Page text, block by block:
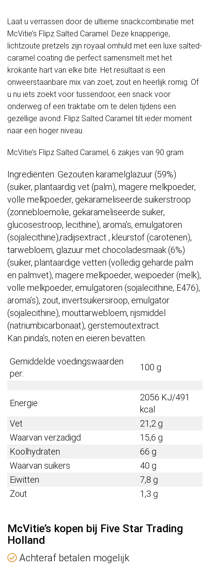
Laat u verrassen door de ultieme snackcombinatie met
McVitie’s Flipz Salted Caramel. Deze knapperige,
lichtzoute pretzels zijn royaal omhuld met een luxe salted-
caramel coating die perfect samensmelt met het
krokante hart van elke bite. Het resultaat is een
onweerstaanbare mix van zoet, zout en heerlijk romig. Of
u nu iets zoekt voor tussendoor, een snack voor
onderweg of een traktatie om te delen tijdens een
gezellige avond: Flipz Salted Caramel tilt ieder moment
naar een hoger niveau.
McVitie’s Flipz Salted Caramel, 6 zakjes van 90 gram
Ingrediënten: Gezouten karamelglazuur (59%)
(suiker, plantaardig vet (palm), magere melkpoeder,
volle melkpoeder, gekarameliseerde suikerstroop
(zonnebloemolie, gekarameliseerde suiker,
glucosestroop, lecithine), aroma’s, emulgatoren
(sojalecithine),radijsextract , kleurstof (carotenen),
tarwebloem, glazuur met chocoladesmaak (6%)
(suiker, plantaardige vetten (volledig geharde palm
en palmvet), magere melkpoeder, weipoeder (melk),
volle melkpoeder, emulgatoren (sojalecithine, E476),
aroma’s), zout, invertsuikersiroop, emulgator
(sojalecithine), mouttarwebloem, rijsmiddel
(natriumbicarbonaat), gerstemoutextract.
Kan pinda’s, noten en eieren bevatten.
Gemiddelde voedingswaarden
per:
100 g
Energie
2056 KJ/491
kcal
Vet
21,2 g
Waarvan verzadigd
15,6 g
Koolhydraten
66 g
Waarvan suikers
40 g
Eiwitten
7,8 g
Zout
1,3 g
McVitie’s kopen bij Five Star Trading
Holland
Achteraf betalen mogelijk